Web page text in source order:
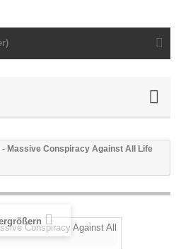
- Massive Conspiracy Against All Life